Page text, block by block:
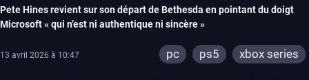
Pete Hines revient sur son départ de Bethesda en pointant du doigt
Microsoft « qui n’est ni authentique ni sincère »
13 avril 2026 à 10:47 pc ps5 xbox series